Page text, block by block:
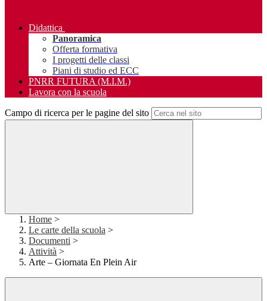
Didattica
Panoramica
Offerta formativa
I progetti delle classi
Piani di studio ed ECC
PNRR FUTURA (M.I.M.)
Lavora con la scuola
Campo di ricerca per le pagine del sito
Home >
Le carte della scuola >
Documenti >
Attività >
Arte – Giornata En Plein Air